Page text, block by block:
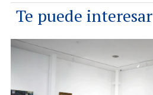
Te puede interesar